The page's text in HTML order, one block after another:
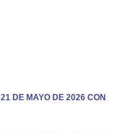
DE MAYO DE 2026 CON